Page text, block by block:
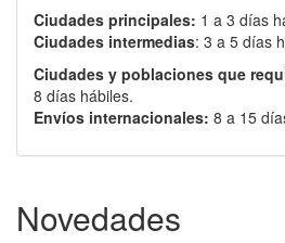
Ciudades principales: 1 a 3 días
Ciudades intermedias: 3 a 5 días
Ciudades y poblaciones que
8 días hábiles.
Envíos internacionales: 8 a 15
Novedades